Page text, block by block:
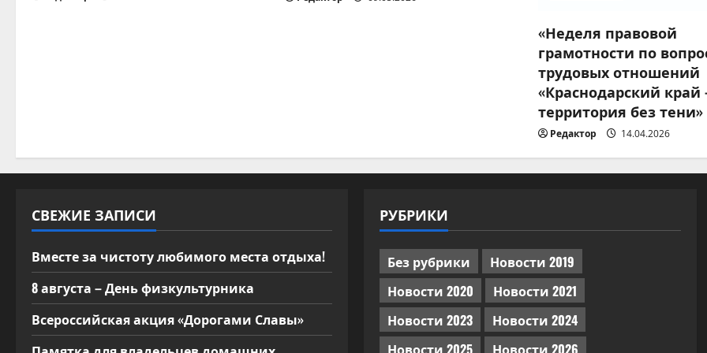
з
я
м
«Неделя правовой
грамотности по
трудовых отношений
«Краснодарский
территория без тени»
Редактор 14.04.2026
СВЕЖИЕ ЗАПИСИ
Вместе за чистоту любимого места отдыха!
8 августа – День физкультурника
Всероссийская акция «Дорогами Славы»
РУБРИКИ
Без рубрики
Новости 2019
Новости 2020
Новости 2021
Новости 2023
Новости 2024
Новости 2025
Новости 2026